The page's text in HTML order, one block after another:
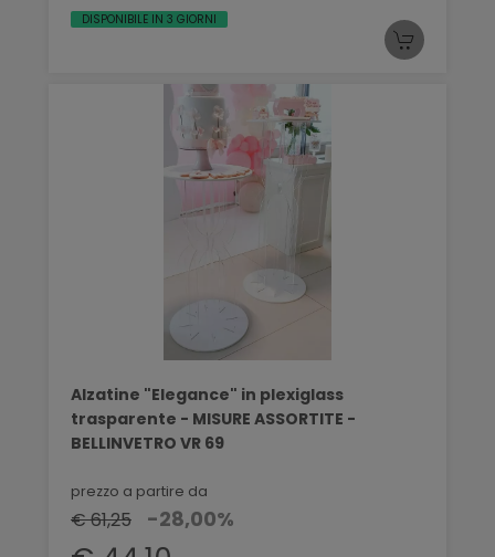
DISPONIBILE IN 3 GIORNI
Alzatine "Elegance" in plexiglass
trasparente - MISURE ASSORTITE -
BELLINVETRO VR 69
prezzo a partire da
€ 61,25 -28,00%